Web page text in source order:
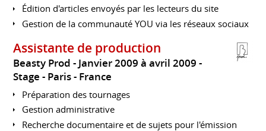
Édition d'articles envoyés par les lecteurs du site
Gestion de la communauté YOU via les réseaux sociaux
Assistante de production
Beasty Prod
Janvier 2009 à avril 2009
Stage
Paris France
Préparation des tournages
Gestion administrative
Recherche documentaire et de sujets pour l'émission